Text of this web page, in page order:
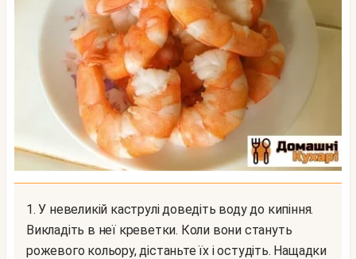
1. У невеликій каструлі доведіть воду до кипіння.
Викладіть в неї креветки. Коли вони стануть
рожевого кольору, дістаньте їх і остудіть. Нащадки